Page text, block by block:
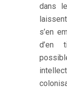
dans
s’en
d’en